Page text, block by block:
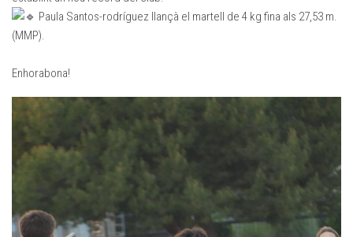
Paula Santos-rodríguez llançà el martell de 4 kg fina als 27,53 m.
(MMP).
Enhorabona!